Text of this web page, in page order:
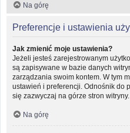
Na górę
Preferencje i ustawienia
Jak zmienić moje ustawienia?
Jeżeli jesteś zarejestrowanym
są zapisywane w bazie danych
zarządzania swoim kontem. W tym
ustawień i preferencji. Odnośnik do
się zazwyczaj na górze stron witryny.
Na górę